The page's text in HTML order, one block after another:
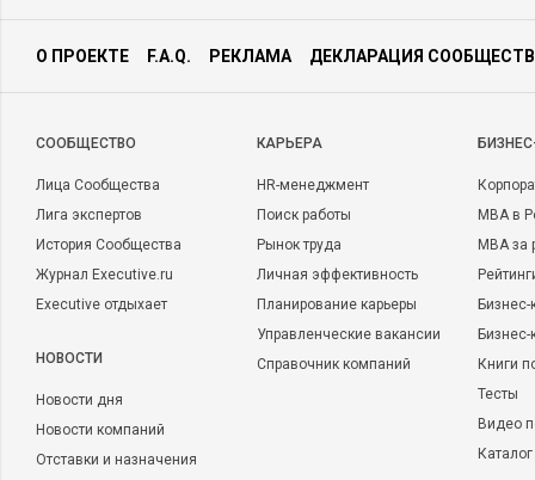
О ПРОЕКТЕ F.A.Q. РЕКЛАМА ДЕКЛАРАЦИЯ
CООБЩЕСТВО
Лица Сообщества
Лига экспертов
История Сообщества
Журнал Executive.ru
Executive отдыхает
НОВОСТИ
Новости дня
Новости компаний
Отставки и назначения
КАРЬЕРА
HR-менеджмент
Поиск работы
Рынок труда
Личная эффективность
Планирование карьеры
Управленческие вакансии
Справочник компаний
MBA в
MBA
Бизнес-
Книги
Тесты
Видео